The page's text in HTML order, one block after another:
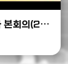
김포시의회 제267회 임시회 제1차 본회의(2026년5월13일)